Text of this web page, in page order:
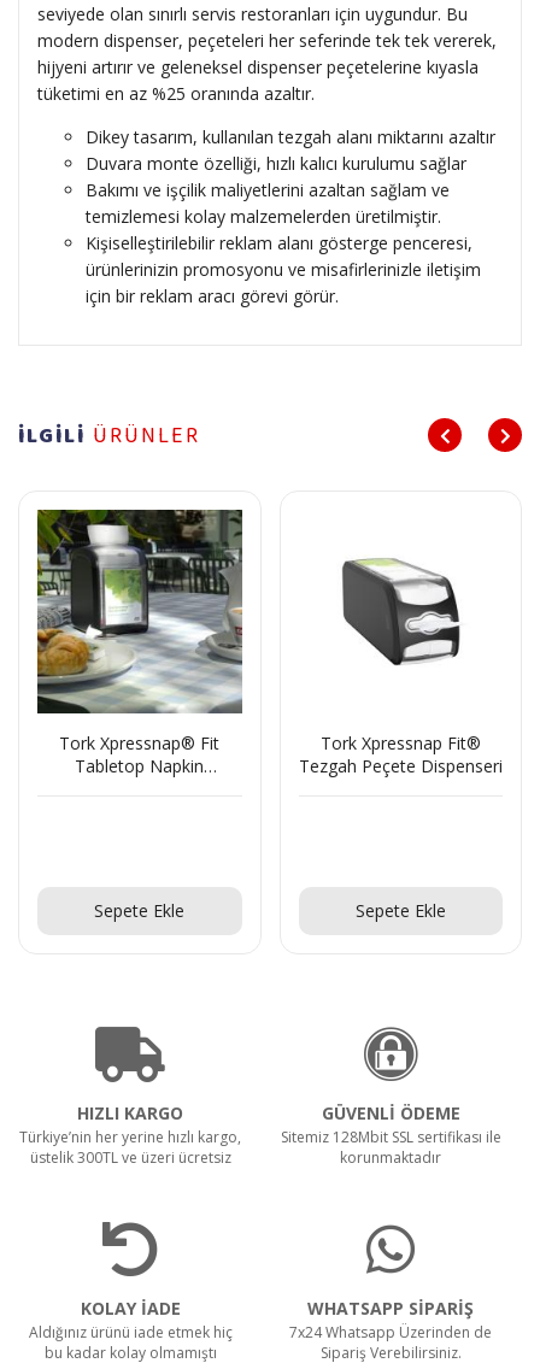
seviyede olan sınırlı servis restoranları için uygundur. Bu
modern dispenser, peçeteleri her seferinde tek tek vererek,
hijyeni artırır ve geleneksel dispenser peçetelerine kıyasla
tüketimi en az %25 oranında azaltır.
Dikey tasarım, kullanılan tezgah alanı miktarını azaltır
Duvara monte özelliği, hızlı kalıcı kurulumu sağlar
Bakımı ve işçilik maliyetlerini azaltan sağlam ve
temizlemesi kolay malzemelerden üretilmiştir.
Kişiselleştirilebilir reklam alanı gösterge penceresi,
ürünlerinizin promosyonu ve misafirlerinizle iletişim
için bir reklam aracı görevi görür.
İLGİLİ ÜRÜNLER
Tork Xpressnap® Fit
Tabletop Napkin
Sepete Ekle
Tork Xpressnap Fit®
Tezgah Peçete Dispenseri
Sepete Ekle
HIZLI KARGO
Türkiye’nin her yerine hızlı kargo,
üstelik 300TL ve üzeri ücretsiz
GÜVENLİ ÖDEME
Sitemiz 128Mbit SSL sertifikası ile
korunmaktadır
KOLAY İADE
Aldığınız ürünü iade etmek hiç
bu kadar kolay olmamıştı
WHATSAPP SİPARİŞ
7x24 Whatsapp Üzerinden de
Sipariş Verebilirsiniz.